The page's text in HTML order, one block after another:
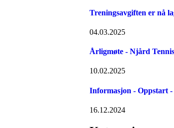
Treningsavgiften er nå
04.03.2025
Årligmøte - Njård
10.02.2025
Informasjon - Oppstart -
16.12.2024